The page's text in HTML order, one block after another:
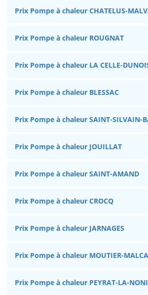
Prix Pompe à chaleur CHATELUS-
Prix Pompe à chaleur ROUGNAT
Prix Pompe à chaleur LA CELLE-
Prix Pompe à chaleur BLESSAC
Prix Pompe à chaleur SAINT-SILVAIN-
Prix Pompe à chaleur JOUILLAT
Prix Pompe à chaleur SAINT-AMAND
Prix Pompe à chaleur CROCQ
Prix Pompe à chaleur JARNAGES
Prix Pompe à chaleur MOUTIER-
Prix Pompe à chaleur PEYRAT-LA-